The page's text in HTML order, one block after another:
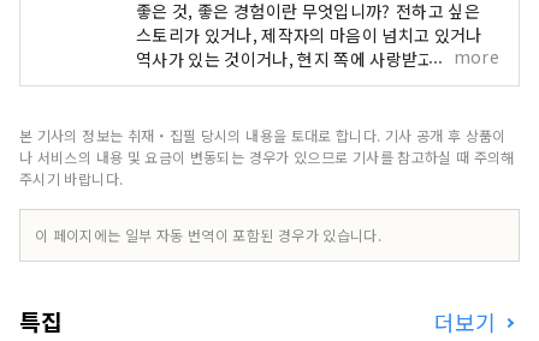
좋은 것, 좋은 경험이란 무엇입니까? 전하고 싶은
스토리가 있거나, 제작자의 마음이 넘치고 있거나
역사가 있는 것이거나, 현지 쪽에 사랑받고 있다고
많이 특징은 들 수 있습니다. 굉장한 물건이나 체험
은 없습니까. 그리고, 전한 결과, 새롭게 누군가가
무언가에 연결된다. 그것이 "좋은 것"이 아닐까 생
수 있도록 '달기, 연결, 연결'을 컨셉으로 효고의 좋
은 것을 발굴하고 고객과 효고현내 지역 사이의 거
리가 굉장히 줄어드는 정보 전화를 걸겠습니다.
more
본 기사의 정보는 취재・집필 당시의 내용을 토대로 합니다. 기사 공개 후 상품이
나 서비스의 내용 및 요금이 변동되는 경우가 있으므로 기사를 참고하실 때 주의해
주시기 바랍니다.
이 페이지에는 일부 자동 번역이 포함된 경우가 있습니다.
특집 더보기